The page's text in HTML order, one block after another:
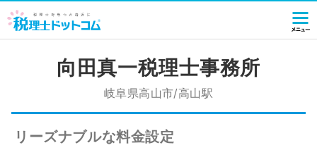
向田真一税理士事務所
岐阜県高山市/高山駅
リーズナブルな料金設定